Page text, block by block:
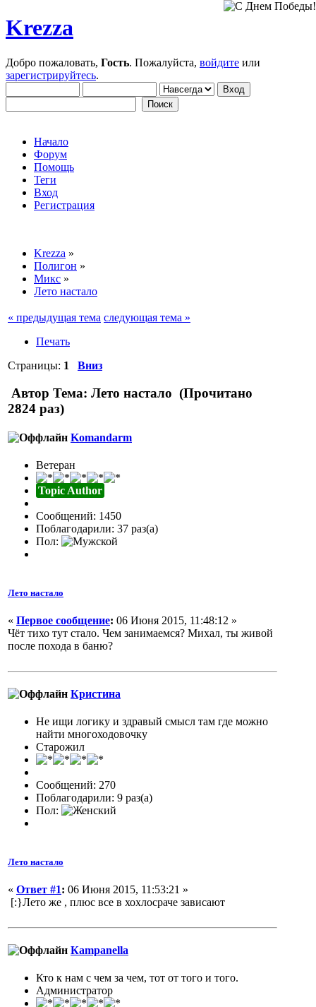
Krezza
Добро пожаловать, Гость. Пожалуйста, войдите или
зарегистрируйтесь.
Начало
Форум
Помощь
Теги
Вход
Регистрация
Krezza »
Полигон »
Микс »
Лето настало
« предыдущая тема следующая тема »
Печать
Страницы: 1 Вниз
Автор Тема: Лето настало (Прочитано
2824 раз)
Komandarm
Ветеран
Topic Author
Сообщений: 1450
Поблагодарили: 37 раз(а)
Пол:
Лето настало
« Первое сообщение: 06 Июня 2015, 11:48:12 »
Чёт тихо тут стало. Чем занимаемся? Михал, ты живой
после похода в баню?
Кристина
Не ищи логику и здравый смысл там где можно
найти многоходовочку
Старожил
Сообщений: 270
Поблагодарили: 9 раз(а)
Пол:
Лето настало
« Ответ #1: 06 Июня 2015, 11:53:21 »
[:}Лето же , плюс все в хохлосраче зависают
Кampanella
Кто к нам с чем за чем, тот от того и того.
Администратор